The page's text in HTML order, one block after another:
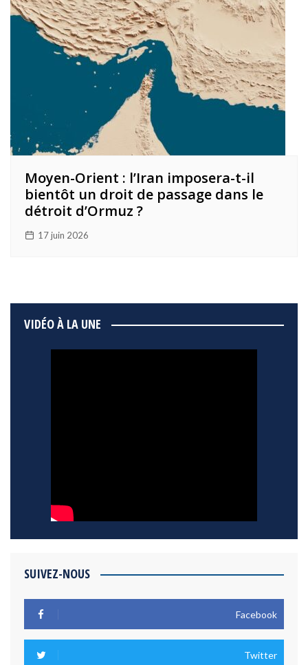
Moyen-Orient : l’Iran imposera-t-il
bientôt un droit de passage dans le
détroit d’Ormuz ?
17 juin 2026
VIDÉO À LA UNE
SUIVEZ-NOUS
Facebook
Twitter